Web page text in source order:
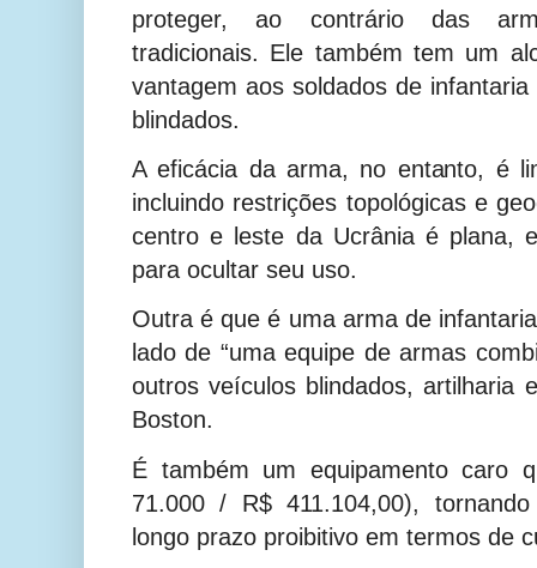
proteger, ao contrário das
tradicionais. Ele também tem um
vantagem aos soldados de
blindados.
A eficácia da arma, no entanto, é
incluindo restrições topológicas e
centro e leste da Ucrânia é plana,
para ocultar seu uso.
Outra é que é uma arma de
lado de “uma equipe de armas
outros veículos blindados, artilharia
Boston.
É também um equipamento caro
71.000 / R$411.104,00),
longo prazo proibitivo em termos de